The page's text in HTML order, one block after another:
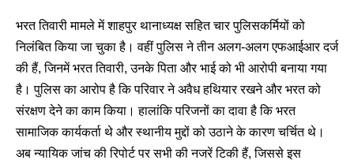
भरत तिवारी मामले में शाहपुर थानाध्यक्ष सहित चार पुलिसकर्मियों को
निलंबित किया जा चुका है। वहीं पुलिस ने तीन अलग-अलग एफआईआर दर्ज
की हैं, जिनमें भरत तिवारी, उनके पिता और भाई को भी आरोपी बनाया गया
है। पुलिस का आरोप है कि परिवार ने अवैध हथियार रखने और भरत को
संरक्षण देने का काम किया। हालांकि परिजनों का दावा है कि भरत
सामाजिक कार्यकर्ता थे और स्थानीय मुद्दों को उठाने के कारण चर्चित थे।
अब न्यायिक जांच की रिपोर्ट पर सभी की नजरें टिकी हैं, जिससे इस